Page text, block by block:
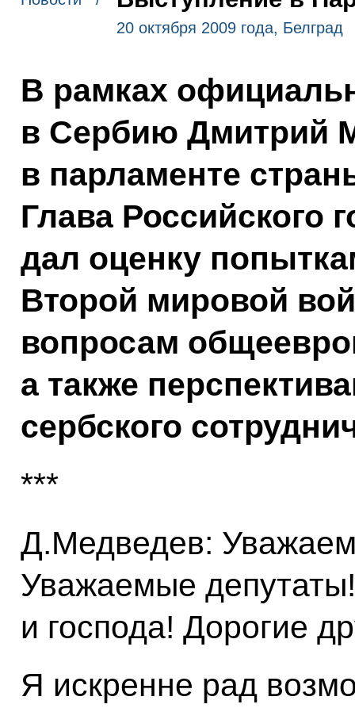
20 октября 2009 года, Белград
В рамках
в Сербию Дмитрий
в парламенте
Глава Российского
дал оценку
Второй мировой
вопросам
а также
сербского
***
Д.Медведев:
Уважаемые
и господа! Дорогие
Я искренне рад